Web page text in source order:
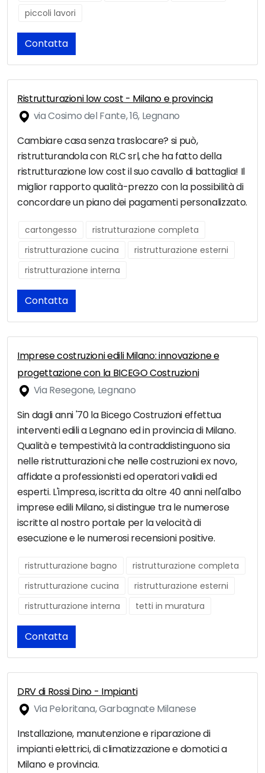
piccoli lavori
Contatta
Ristrutturazioni low cost - Milano e provincia
via Cosimo del Fante, 16, Legnano
Cambiare casa senza traslocare? si può,
ristrutturandola con RLC srl, che ha fatto della
ristrutturazione low cost il suo cavallo di battaglia! Il
miglior rapporto qualità-prezzo con la possibilità di
concordare un piano dei pagamenti personalizzato.
cartongesso
ristrutturazione completa
ristrutturazione cucina
ristrutturazione esterni
ristrutturazione interna
Contatta
Imprese costruzioni edili Milano: innovazione e
progettazione con la BICEGO Costruzioni
Via Resegone, Legnano
Sin dagli anni '70 la Bicego Costruzioni effettua
interventi edili a Legnano ed in provincia di Milano.
Qualità e tempestività la contraddistinguono sia
nelle ristrutturazioni che nelle costruzioni ex novo,
affidate a professionisti ed operatori validi ed
esperti. L'impresa, iscritta da oltre 40 anni nell'albo
imprese edili Milano, si distingue tra le numerose
iscritte al nostro portale per la velocità di
esecuzione e le numerosi recensioni positive.
ristrutturazione bagno
ristrutturazione completa
ristrutturazione cucina
ristrutturazione esterni
ristrutturazione interna
tetti in muratura
Contatta
DRV di Rossi Dino - Impianti
Via Peloritana, Garbagnate Milanese
Installazione, manutenzione e riparazione di
impianti elettrici, di climatizzazione e domotici a
Milano e provincia.